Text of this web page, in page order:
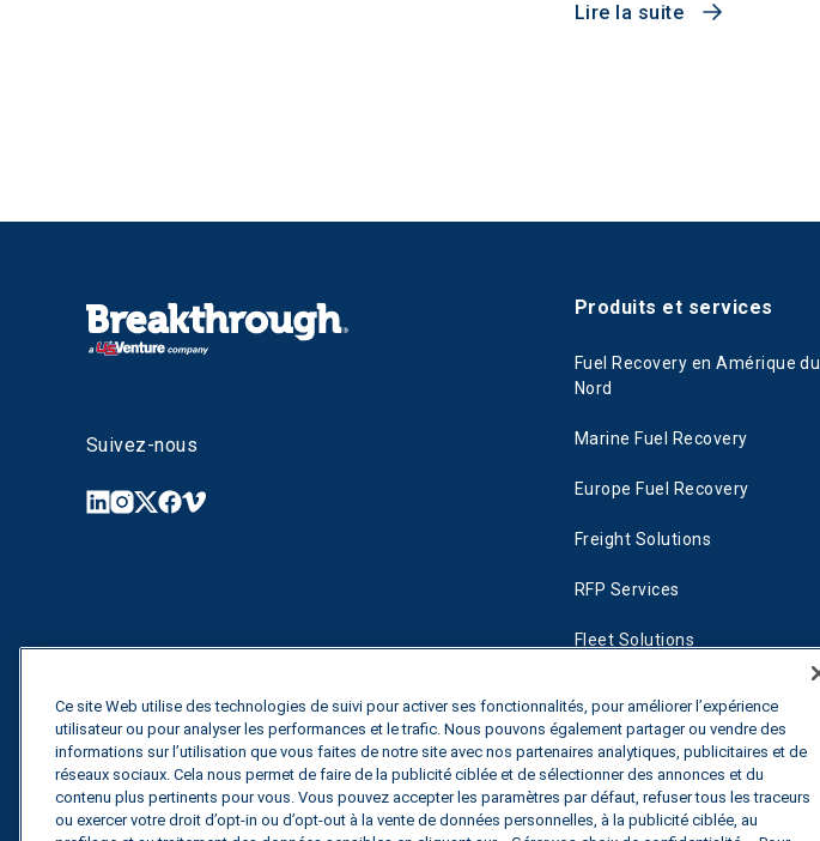
Lire la suite
Suivez-nous
Produits et services
Fuel Recovery en Amérique du
Nord
Marine Fuel Recovery
Europe Fuel Recovery
Freight Solutions
RFP Services
Fleet Solutions
CleanMile
Ce site Web utilise des technologies de suivi pour activer ses fonctionnalités, pour améliorer l’expérience
utilisateur ou pour analyser les performances et le trafic. Nous pouvons également partager ou vendre des
informations sur l’utilisation que vous faites de notre site avec nos partenaires analytiques, publicitaires et de
réseaux sociaux. Cela nous permet de faire de la publicité ciblée et de sélectionner des annonces et du
contenu plus pertinents pour vous. Vous pouvez accepter les paramètres par défaut, refuser tous les traceurs
ou exercer votre droit d’opt-in ou d’opt-out à la vente de données personnelles, à la publicité ciblée, au